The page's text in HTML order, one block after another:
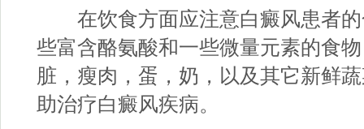
在饮食方面应注意白癜风患者的
些富含酪氨酸和一些微量元素的食
脏，瘦肉，蛋，奶，以及其它新鲜
助治疗白癜风疾病。